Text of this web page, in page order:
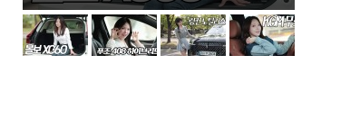
B5 울트라'